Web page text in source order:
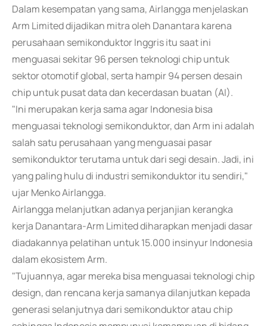
Dalam kesempatan yang sama, Airlangga menjelaskan
Arm Limited dijadikan mitra oleh Danantara karena
perusahaan semikonduktor Inggris itu saat ini
menguasai sekitar 96 persen teknologi chip untuk
sektor otomotif global, serta hampir 94 persen desain
chip untuk pusat data dan kecerdasan buatan (AI).
"Ini merupakan kerja sama agar Indonesia bisa
menguasai teknologi semikonduktor, dan Arm ini adalah
salah satu perusahaan yang menguasai pasar
semikonduktor terutama untuk dari segi desain. Jadi, ini
yang paling hulu di industri semikonduktor itu sendiri,"
ujar Menko Airlangga.
Airlangga melanjutkan adanya perjanjian kerangka
kerja Danantara-Arm Limited diharapkan menjadi dasar
diadakannya pelatihan untuk 15.000 insinyur Indonesia
dalam ekosistem Arm.
"Tujuannya, agar mereka bisa menguasai teknologi chip
design, dan rencana kerja samanya dilanjutkan kepada
generasi selanjutnya dari semikonduktor atau chip